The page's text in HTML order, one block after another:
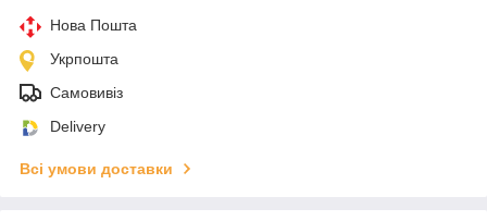
Нова Пошта
Укрпошта
Самовивіз
Delivery
Всі умови доставки